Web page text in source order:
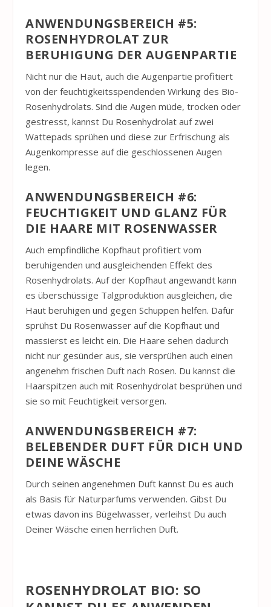
ANWENDUNGSBEREICH #5:
ROSENHYDROLAT ZUR
BERUHIGUNG DER AUGENPARTIE
Nicht nur die Haut, auch die Augenpartie profitiert
von der feuchtigkeitsspendenden Wirkung des Bio-
Rosenhydrolats. Sind die Augen müde, trocken oder
gestresst, kannst Du Rosenhydrolat auf zwei
Wattepads sprühen und diese zur Erfrischung als
Augenkompresse auf die geschlossenen Augen
legen.
ANWENDUNGSBEREICH #6:
FEUCHTIGKEIT UND GLANZ FÜR
DIE HAARE MIT ROSENWASSER
Auch empfindliche Kopfhaut profitiert vom
beruhigenden und ausgleichenden Effekt des
Rosenhydrolats. Auf der Kopfhaut angewandt kann
es überschüssige Talgproduktion ausgleichen, die
Haut beruhigen und gegen Schuppen helfen. Dafür
sprühst Du Rosenwasser auf die Kopfhaut und
massierst es leicht ein. Die Haare sehen dadurch
nicht nur gesünder aus, sie versprühen auch einen
angenehm frischen Duft nach Rosen. Du kannst die
Haarspitzen auch mit Rosenhydrolat besprühen und
sie so mit Feuchtigkeit versorgen.
ANWENDUNGSBEREICH #7:
BELEBENDER DUFT FÜR DICH UND
DEINE WÄSCHE
Durch seinen angenehmen Duft kannst Du es auch
als Basis für Naturparfums verwenden. Gibst Du
etwas davon ins Bügelwasser, verleihst Du auch
Deiner Wäsche einen herrlichen Duft.
ROSENHYDROLAT BIO: SO